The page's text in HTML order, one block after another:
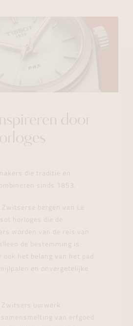
door
die traditie en
sinds 1853.
bergen van Le
horloges die de
worden van de reis van
de bestemming is
ook het belang van het pad
en onvergetelijke
Zwitsers uurwerk
van erfgoed